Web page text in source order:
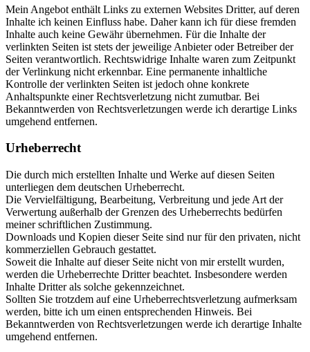
Mein Angebot enthält Links zu externen Websites Dritter, auf deren
Inhalte ich keinen Einfluss habe. Daher kann ich für diese fremden
Inhalte auch keine Gewähr übernehmen. Für die Inhalte der
verlinkten Seiten ist stets der jeweilige Anbieter oder Betreiber der
Seiten verantwortlich. Rechtswidrige Inhalte waren zum Zeitpunkt
der Verlinkung nicht erkennbar. Eine permanente inhaltliche
Kontrolle der verlinkten Seiten ist jedoch ohne konkrete
Anhaltspunkte einer Rechtsverletzung nicht zumutbar. Bei
Bekanntwerden von Rechtsverletzungen werde ich derartige Links
umgehend entfernen.
Urheberrecht
Die durch mich erstellten Inhalte und Werke auf diesen Seiten
unterliegen dem deutschen Urheberrecht.
Die Vervielfältigung, Bearbeitung, Verbreitung und jede Art der
Verwertung außerhalb der Grenzen des Urheberrechts bedürfen
meiner schriftlichen Zustimmung.
Downloads und Kopien dieser Seite sind nur für den privaten, nicht
kommerziellen Gebrauch gestattet.
Soweit die Inhalte auf dieser Seite nicht von mir erstellt wurden,
werden die Urheberrechte Dritter beachtet. Insbesondere werden
Inhalte Dritter als solche gekennzeichnet.
Sollten Sie trotzdem auf eine Urheberrechtsverletzung aufmerksam
werden, bitte ich um einen entsprechenden Hinweis. Bei
Bekanntwerden von Rechtsverletzungen werde ich derartige Inhalte
umgehend entfernen.